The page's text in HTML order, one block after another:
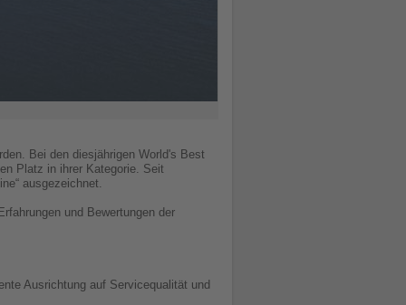
Bei den diesjährigen World's Best
Platz in ihrer Kategorie. Seit
ausgezeichnet.
und Bewertungen der
Ausrichtung auf Servicequalität und